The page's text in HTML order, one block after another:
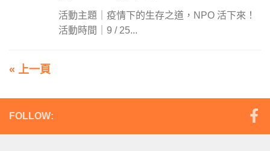
活動主題｜疫情下的生存之道，NPO 活下來！
活動時間｜9 / 25...
« 上一頁
FOLLOW: